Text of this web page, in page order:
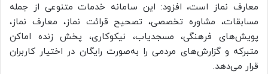
معارف نماز است، افزود: این سامانه خدمات متنوعی از جمله
مسابقات، مشاوره تخصصی، تصحیح قرائت نماز، معارف نماز،
پویش‌های فرهنگی، مسجدیاب، نیکوکاری، پخش زنده اماکن
متبرکه و گزارش‌های مردمی را به‌صورت رایگان در اختیار کاربران
قرار می‌دهد.